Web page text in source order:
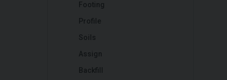
Footing
Profile
Soils
Assign
Backfill